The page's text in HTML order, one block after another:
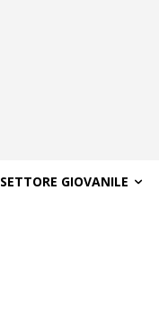
SETTORE GIOVANILE